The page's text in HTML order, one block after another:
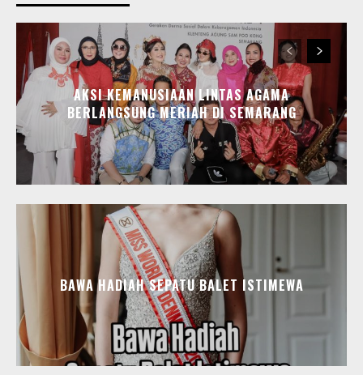
AKSI KEMANUSIAAN LINTAS AGAMA
BERLANGSUNG MERIAH DI SEMARANG
BAWA HADIAH SEPATU BALET ISTIMEWA